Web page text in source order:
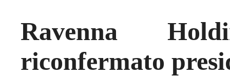
Ravenna
riconfermato